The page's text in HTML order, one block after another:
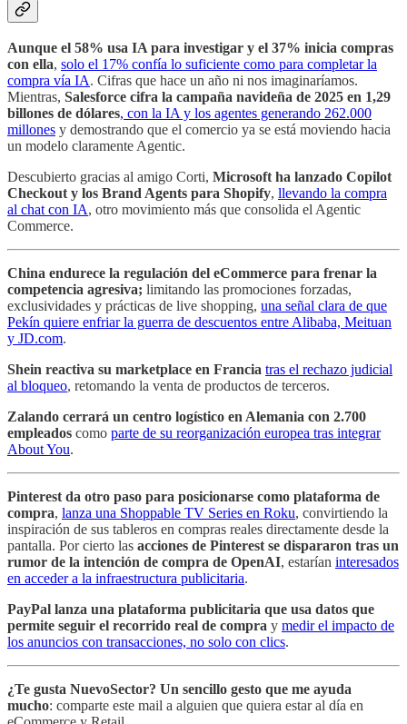
Aunque el 58% usa IA para investigar y el 37% inicia compras
con ella, solo el 17% confía lo suficiente como para completar la
compra vía IA. Cifras que hace un año ni nos imaginaríamos.
Mientras, Salesforce cifra la campaña navideña de 2025 en 1,29
billones de dólares, con la IA y los agentes generando 262.000
millones y demostrando que el comercio ya se está moviendo hacia
un modelo claramente Agentic.
Descubierto gracias al amigo Corti, Microsoft ha lanzado Copilot
Checkout y los Brand Agents para Shopify, llevando la compra
al chat con IA, otro movimiento más que consolida el Agentic
Commerce.
China endurece la regulación del eCommerce para frenar la
competencia agresiva; limitando las promociones forzadas,
exclusividades y prácticas de live shopping, una señal clara de que
Pekín quiere enfriar la guerra de descuentos entre Alibaba, Meituan
y JD.com.
Shein reactiva su marketplace en Francia tras el rechazo judicial
al bloqueo, retomando la venta de productos de terceros.
Zalando cerrará un centro logístico en Alemania con 2.700
empleados como parte de su reorganización europea tras integrar
About You.
Pinterest da otro paso para posicionarse como plataforma de
compra, lanza una Shoppable TV Series en Roku, convirtiendo la
inspiración de sus tableros en compras reales directamente desde la
pantalla. Por cierto las acciones de Pinterest se dispararon tras un
rumor de la intención de compra de OpenAI, estarían interesados
en acceder a la infraestructura publicitaria.
PayPal lanza una plataforma publicitaria que usa datos que
permite seguir el recorrido real de compra y medir el impacto de
los anuncios con transacciones, no solo con clics.
¿Te gusta NuevoSector? Un sencillo gesto que me ayuda
mucho: comparte este mail a alguien que quiera estar al día en